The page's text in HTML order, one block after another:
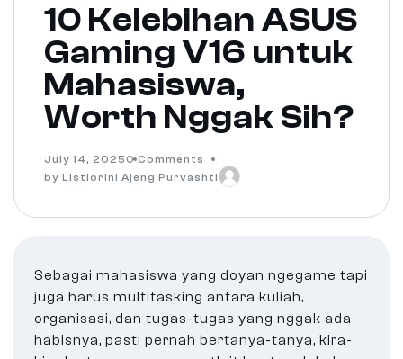
10 Kelebihan ASUS
Gaming V16 untuk
Mahasiswa,
Worth Nggak Sih?
July 14, 2025 0 Comments
by Listiorini Ajeng Purvashti
Sebagai mahasiswa yang doyan ngegame tapi
juga harus multitasking antara kuliah,
organisasi, dan tugas-tugas yang nggak ada
habisnya, pasti pernah bertanya-tanya, kira-